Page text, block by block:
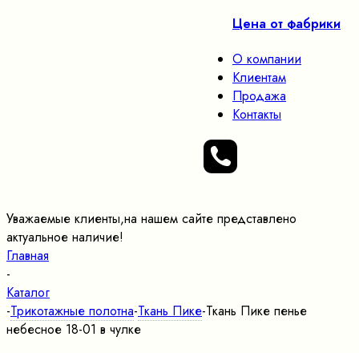
Цена от фабрики
О компании
Клиентам
Продажа
Контакты
Уважаемые клиенты,на нашем сайте представлено
актуальное наличие!
Главная
-
Каталог
-Трикотажные полотна-Ткань Пике-Ткань Пике пенье
небесное 18-01 в чулке